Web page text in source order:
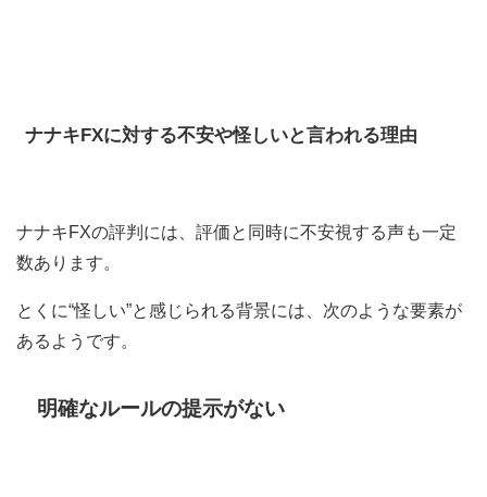
ナナキFXに対する不安や怪しいと言われる理由
ナナキFXの評判には、評価と同時に不安視する声も一定
数あります。
とくに“怪しい”と感じられる背景には、次のような要素が
あるようです。
明確なルールの提示がない